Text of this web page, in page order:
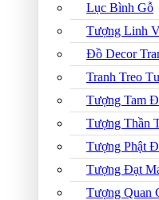
Lục Bình Gỗ
Tượng Linh
Đồ Decor
Tranh Treo
Tượng Tam
Tượng Thần
Tượng Phật
Tượng Đạt
Tượng Quan